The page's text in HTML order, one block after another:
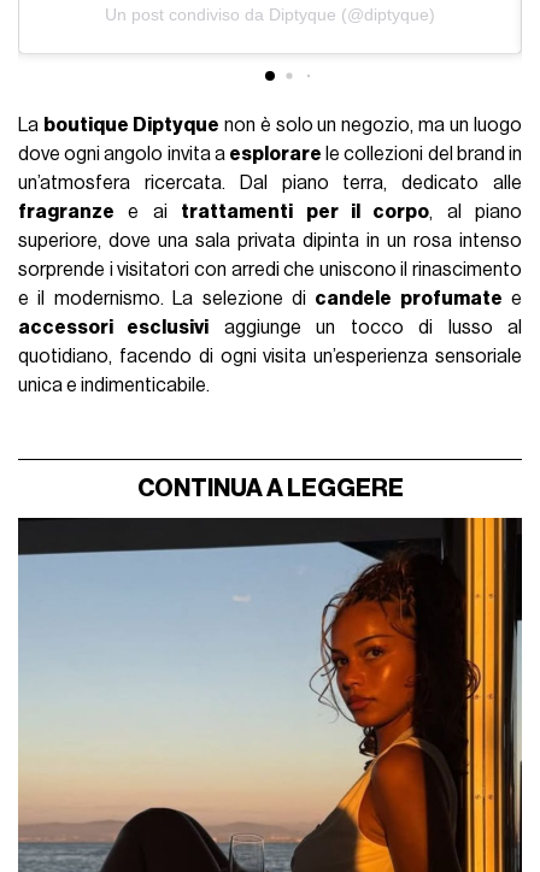
Un post condiviso da Diptyque (@diptyque)
La boutique Diptyque non è solo un negozio, ma un luogo
dove ogni angolo invita a esplorare le collezioni del brand in
un’atmosfera ricercata. Dal piano terra, dedicato alle
fragranze e ai trattamenti per il corpo, al piano
superiore, dove una sala privata dipinta in un rosa intenso
sorprende i visitatori con arredi che uniscono il rinascimento
e il modernismo. La selezione di candele profumate e
accessori esclusivi aggiunge un tocco di lusso al
quotidiano, facendo di ogni visita un’esperienza sensoriale
unica e indimenticabile.
CONTINUA A LEGGERE